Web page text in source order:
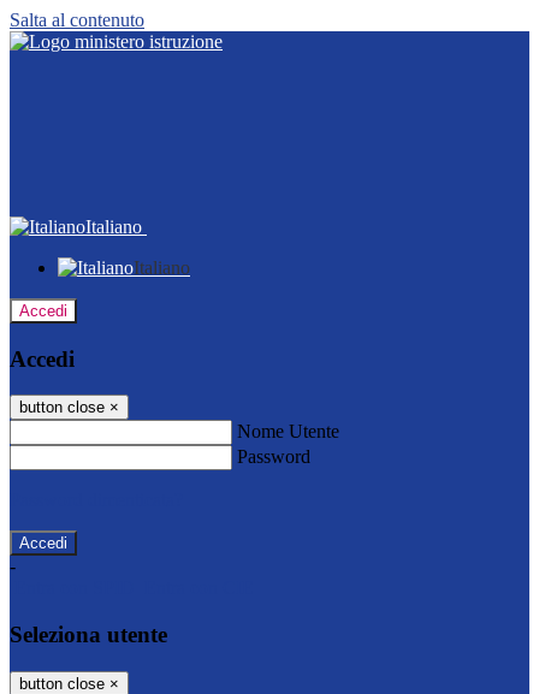
Salta al contenuto
Italiano
Italiano
Accedi
Accedi
button close ×
Nome Utente
Password
-
Seleziona utente
button close ×